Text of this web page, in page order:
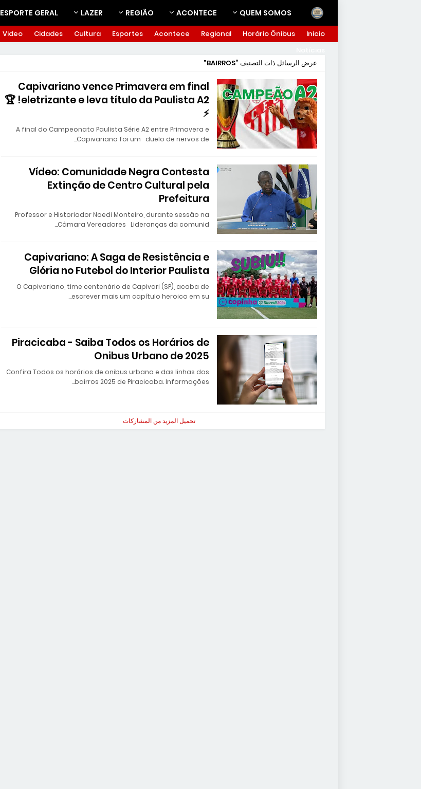
QUEM SOMOS
ACONTECE
REGIÃO
LAZER
ESPORTE GERAL
Inicio
Horário Ônibus
Regional
Acontece
Esportes
Cultura
Cidades
Video
عرض الرسائل ذات التصنيف BAIRROS
Capivariano vence Primavera em final
eletrizante e leva título da Paulista A2! 🏆
⚡
A final do Campeonato Paulista Série A2 entre Primavera e
Capivariano foi um duelo de nervos de…
Vídeo: Comunidade Negra Contesta
Extinção de Centro Cultural pela
Prefeitura
Professor e Historiador Noedi Monteiro, durante sessão na
Câmara Vereadores Lideranças da comunid…
Capivariano: A Saga de Resistência e
Glória no Futebol do Interior Paulista
O Capivariano, time centenário de Capivari (SP), acaba de
escrever mais um capítulo heroico em su…
Piracicaba - Saiba Todos os Horários de
Onibus Urbano de 2025
Confira Todos os horários de onibus urbano e das linhas dos
bairros 2025 de Piracicaba. Informações…
تحميل المزيد من المشاركات